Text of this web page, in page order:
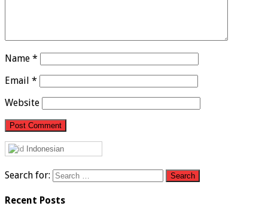
Name *
Email *
Website
Indonesian
Search for:
Recent Posts